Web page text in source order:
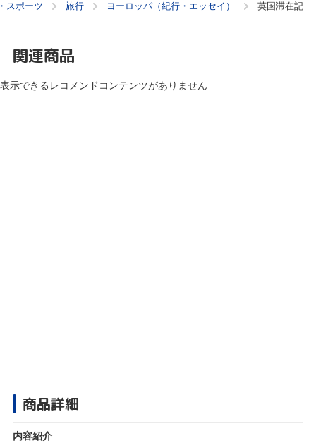
スポーツ 旅行 ヨーロッパ（紀行・エッセイ） 英国滞在記
関連商品
表示できるレコメンドコンテンツがありません
商品詳細
内容紹介